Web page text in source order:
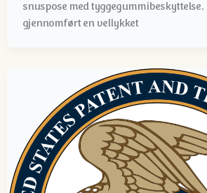
snuspose med tyggegummibeskyttelse.
gjennomført en vellykket